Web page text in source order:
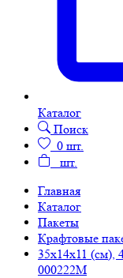
Каталог
Поиск
0 шт.
шт.
Главная
Каталог
Пакеты
Крафтовые
35х14х11 (см),
000222M